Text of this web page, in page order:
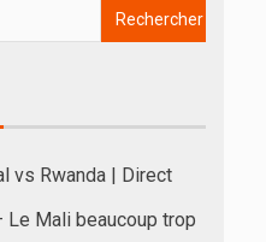
vs Rwanda | Direct
Mali beaucoup trop